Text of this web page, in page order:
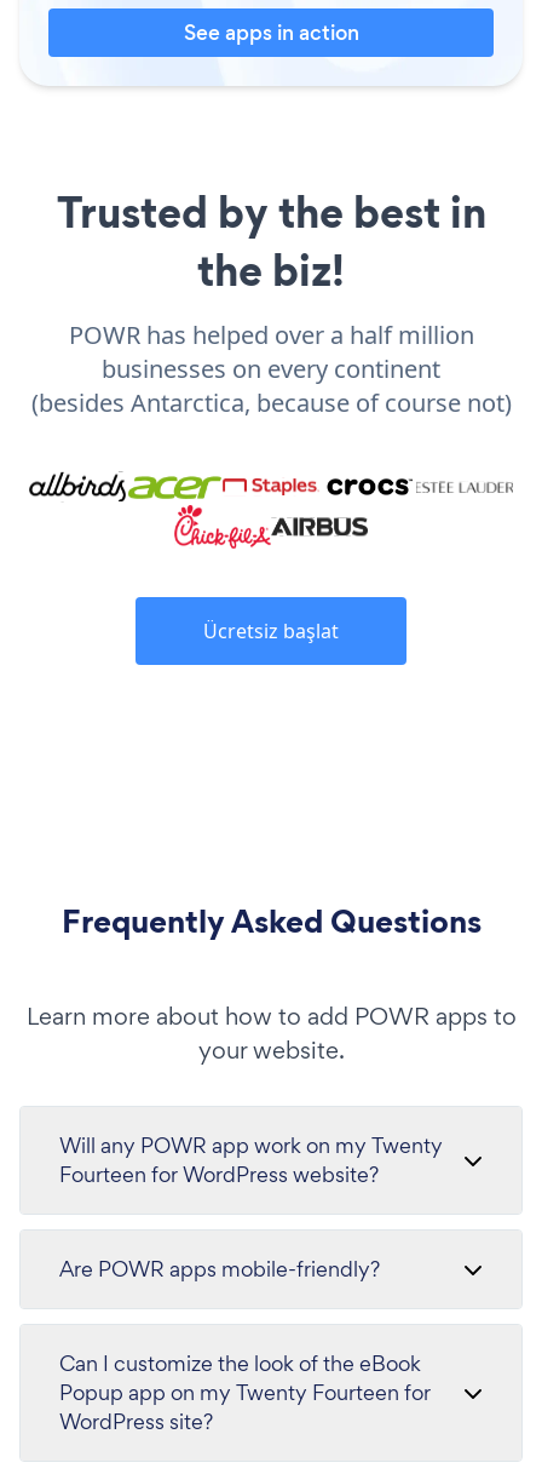
See apps in action
Trusted by the best in
the biz!
POWR has helped over a half million
businesses on every continent
(besides Antarctica, because of course not)
Ücretsiz başlat
Frequently Asked Questions
Learn more about how to add POWR apps to
your website.
Will any POWR app work on my Twenty
Fourteen for WordPress website?
Are POWR apps mobile-friendly?
Can I customize the look of the eBook
Popup app on my Twenty Fourteen for
WordPress site?